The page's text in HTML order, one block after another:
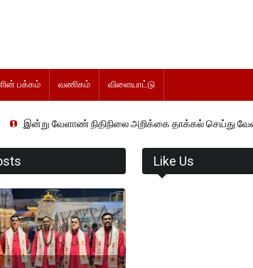
பக்கம் வணிகம் விளையாட்டு
நிதிநிலை அறிக்கை தாக்கல் செய்து வேளாண் துறை
Like Us